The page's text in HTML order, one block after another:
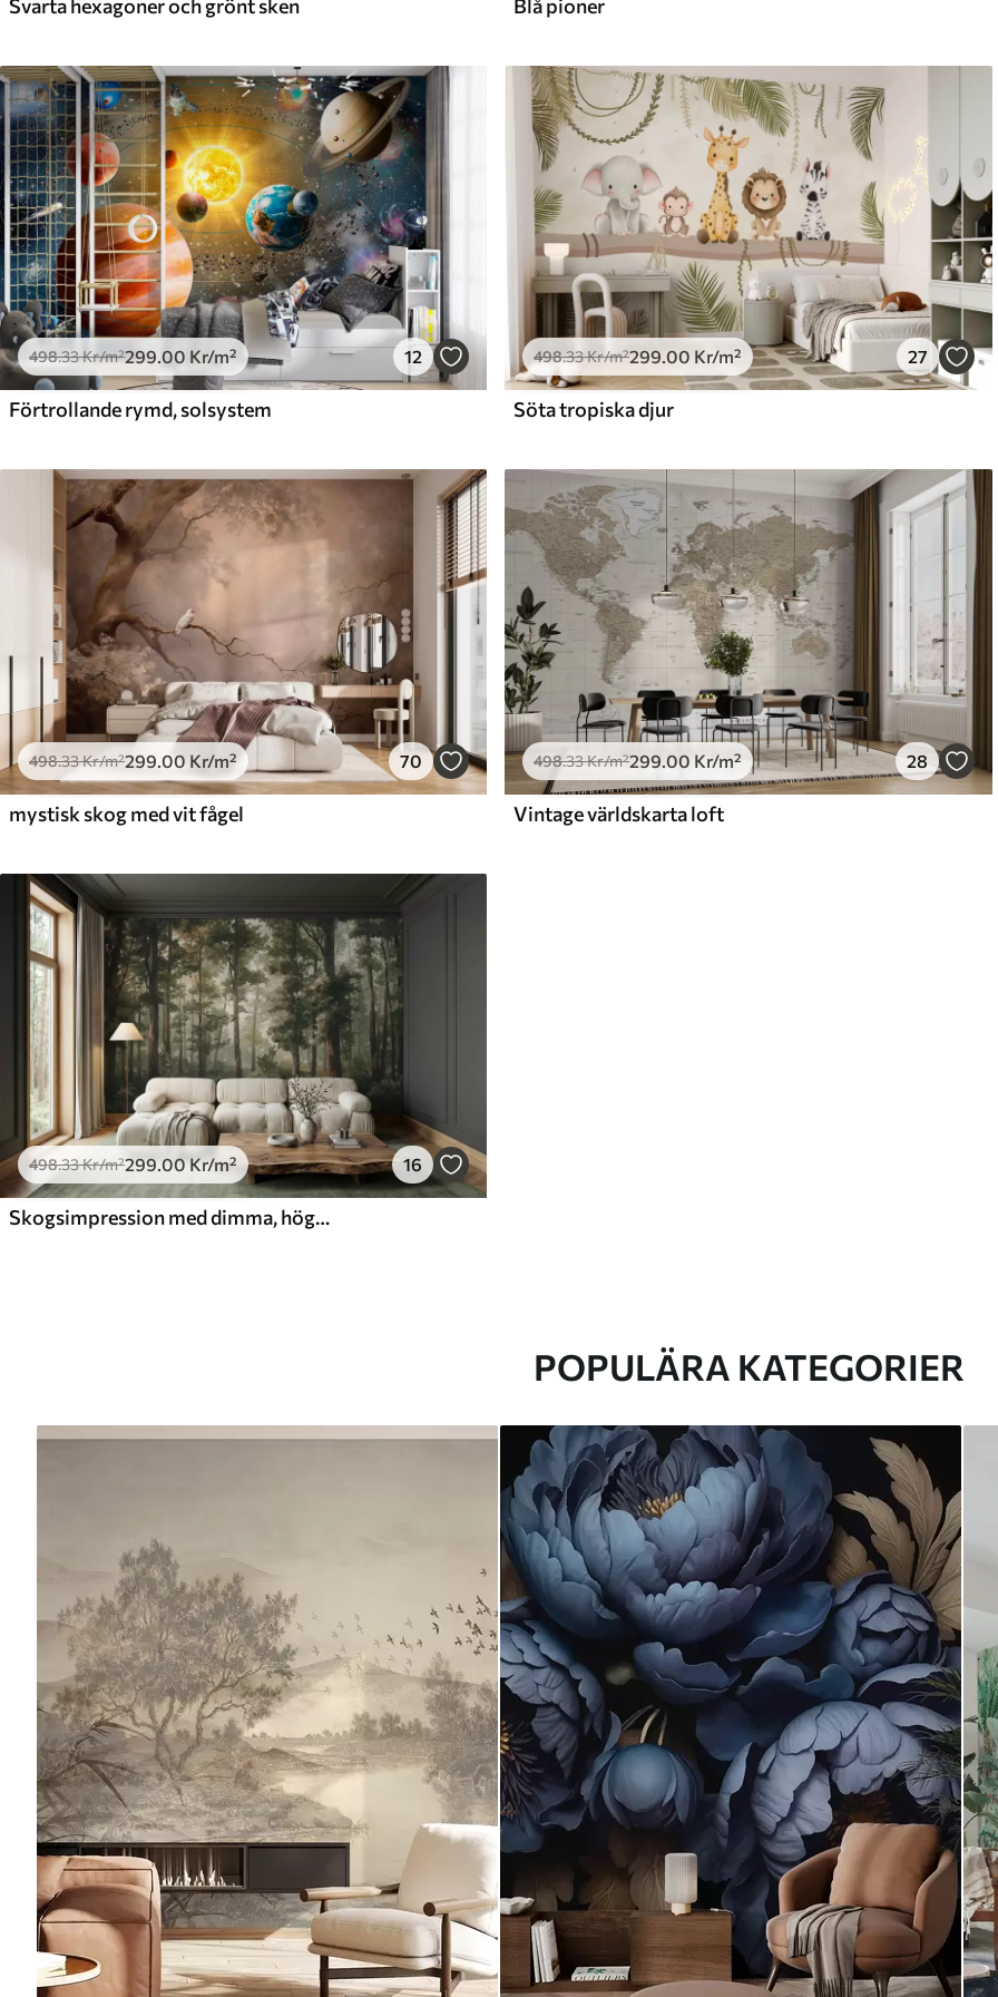
Svarta hexagoner och grönt sken Blå pioner
498.33Kr/m²299.00 Kr/m² 12
Förtrollande rymd, solsystem
498.33Kr/m²299.00 Kr/m² 27
Söta tropiska djur
498.33Kr/m²299 .00 Kr/m² 70
mystisk skog med vit fågel
498.33Kr/m²299 .00 Kr/m² 28
Vintage världskarta loft
498.33Kr/m²299.00Kr/m² 16
Skogsimpression med dimma, höga träd och en stig
POPULÄRA KATEGORIER